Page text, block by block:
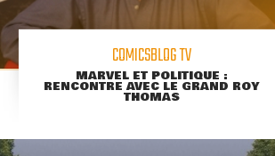
COMICSBLOG TV
MARVEL ET POLITIQUE :
RENCONTRE AVEC LE GRAND ROY
THOMAS